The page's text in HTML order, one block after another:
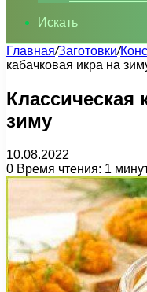
Искать
Главная/Заготовки/
кабачковая икра на
Классическая
зиму
10.08.2022
0 Время чтения: 1